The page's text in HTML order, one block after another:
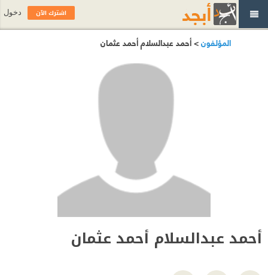
المؤلفون> أحمد عبدالسلام أحمد عثمان
أحمد عبدالسلام أحمد عثمان
اشترك الآن دخول